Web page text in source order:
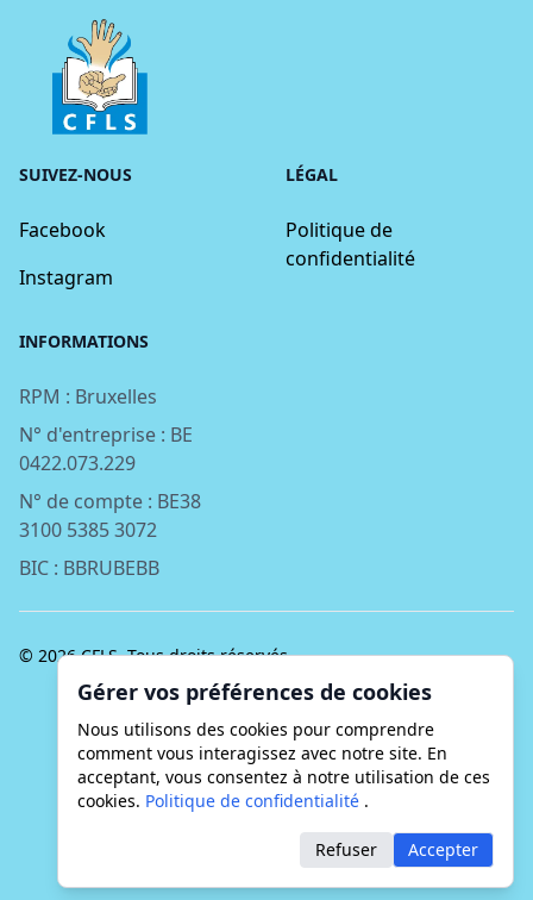
SUIVEZ-NOUS
Facebook
Instagram
LÉGAL
Politique de
confidentialité
INFORMATIONS
RPM : Bruxelles
N° d'entreprise : BE
0422.073.229
N° de compte : BE38
3100 5385 3072
BIC : BBRUBEBB
© 2026CFLS. Tous droits réservés.
Gérer vos préférences de cookies
Nous utilisons des cookies pour comprendre
comment vous interagissez avec notre site. En
acceptant, vous consentez à notre utilisation de ces
cookies. Politique de confidentialité .
Refuser Accepter